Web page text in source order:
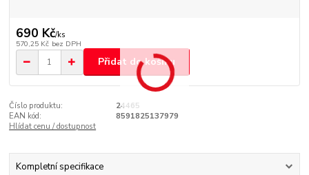
690 Kč/ks
570,25 Kč bez DPH
Přidat do košíku
Číslo produktu:
24465
EAN kód:
8591825137979
Hlídat cenu / dostupnost
Kompletní specifikace